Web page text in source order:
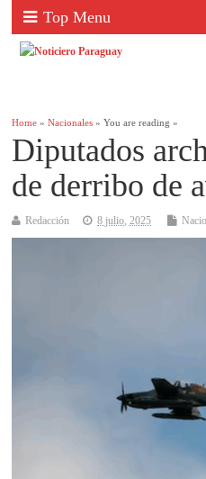
Top Menu
Home »Nacionales » You are reading »
Diputados
de derribo de
Redacción 8 julio, 2025